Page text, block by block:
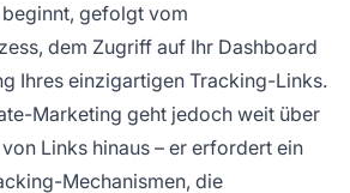
gefolgt vom
dem Zugriff auf Ihr Dashboard
Ihres einzigartigen Tracking-Links.
Marketing geht jedoch weit über
Links hinaus – er erfordert ein
Mechanismen, die